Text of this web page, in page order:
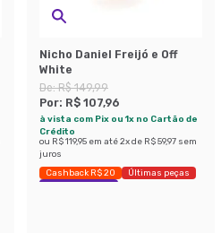
Nicho Daniel Freijó e Off
White
De:R$ 149,99
Por: R$ 107,96
à vista com Pix ou 1x no Cartão de
Crédito
ou R$ 119,95 em até2x de R$ 59,97 sem
juros
Cashback R$ 20
Últimas peças
Economize 28%